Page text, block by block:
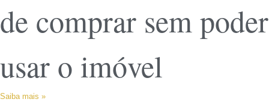
de comprar sem poder
usar o imóvel
Saiba mais »